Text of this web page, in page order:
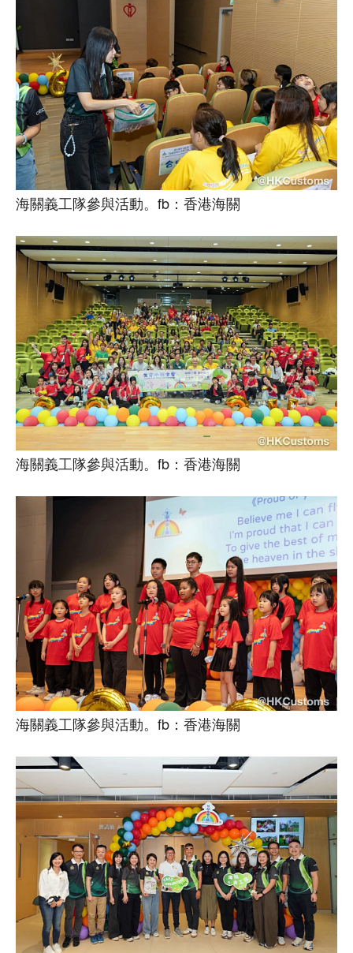
海關義工隊參與活動。fb：香港海關
海關義工隊參與活動。fb：香港海關
海關義工隊參與活動。fb：香港海關